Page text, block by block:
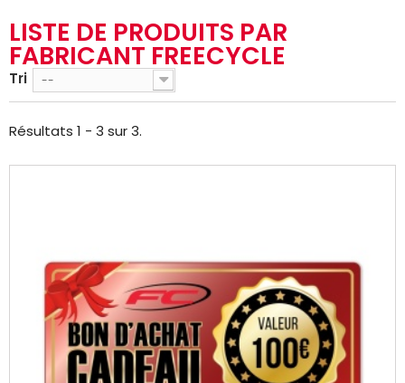
LISTE DE PRODUITS PAR
FABRICANT FREECYCLE
Tri --
Résultats 1 - 3 sur 3.